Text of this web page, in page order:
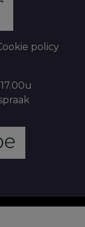
policy